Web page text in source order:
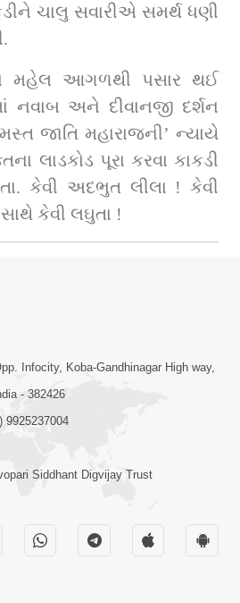
ચાલુ સવારીએ સમર્થ ધણી
મહેલ આગળથી પસાર થઈ
નવાબ અને દીવાનજી દર્શન
જાતિ મહારાજની’ ન્યાયે
લાડકોડ પૂરા કરવા કાકડી
કેવી અદભુત લીલા ! કેવી
કેવી લઘુતા !
Infocity, Koba-Gandhinagar High way,
- 382426
9925237004
Siddhant Digvijay Trust